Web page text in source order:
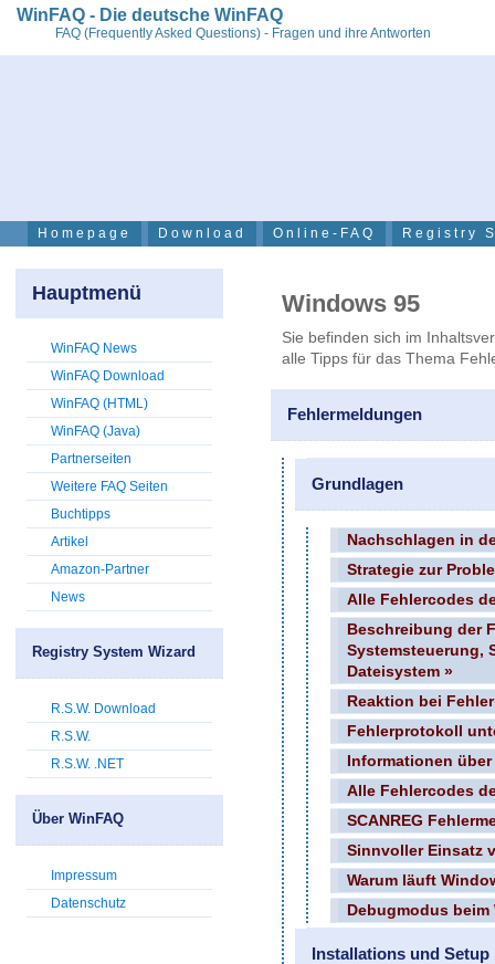
WinFAQ - Die deutsche WinFAQ
FAQ (Frequently Asked Questions) - Fragen und ihre Antworten
Homepage Download Online-FAQ Registry
Windows 95
Sie befinden sich im
alle Tipps für das Thema
Fehlermeldungen
Grundlagen
Nachschlagen in
Strategie zur
Alle Fehlercodes
Beschreibung der
Systemsteuerung,
Dateisystem »
Reaktion bei
Fehlerprotokoll
Informationen
Alle Fehlercodes
SCANREG
Sinnvoller Einsatz
Warum läuft
Debugmodus
Installations und Setup
Hauptmenü
WinFAQ News
WinFAQ Download
WinFAQ (HTML)
WinFAQ (Java)
Partnerseiten
Weitere FAQ Seiten
Buchtipps
Artikel
Amazon-Partner
News
Registry System Wizard
R.S.W. Download
R.S.W.
R.S.W. .NET
Über WinFAQ
Impressum
Datenschutz